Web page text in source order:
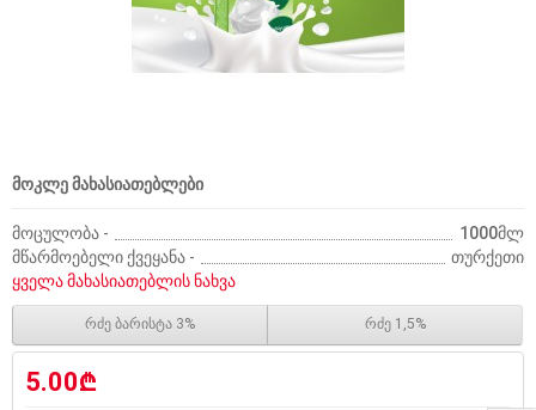
მოკლე მახასიათებლები
მოცულობა -
1000მლ
მწარმოებელი ქვეყანა -
თურქეთი
ყველა მახასიათებლის ნახვა
რძე ბარისტა 3% რძე 1,5%
5.00₾